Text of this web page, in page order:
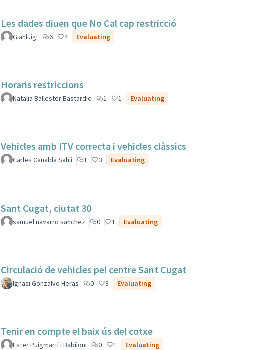
Les dades diuen que No Cal cap restricció
Gianluigi 6 4 Evaluating
Horaris restriccions
Natalia Ballester Bastardie 1 1 Evaluating
Vehicles amb ITV correcta i vehicles clàssics
Carles Canalda Sahli 1 3 Evaluating
Sant Cugat, ciutat 30
samuel navarro sanchez 0 1 Evaluating
Circulació de vehicles pel centre Sant Cugat
Ignasi Gonzalvo Heras 0 3 Evaluating
Tenir en compte el baix ús del cotxe
Ester Puigmartí i Babiloni 0 1 Evaluating